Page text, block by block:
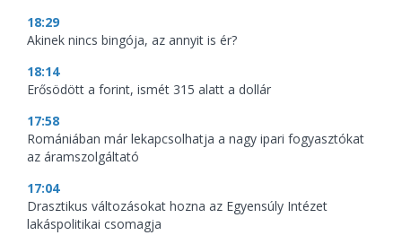
18:29
Akinek nincs bingója, az annyit is ér?
18:14
Erősödött a forint, ismét 315 alatt a dollár
17:58
Romániában már lekapcsolhatja a nagy ipari fogyasztókat
az áramszolgáltató
17:04
Drasztikus változásokat hozna az Egyensúly Intézet
lakáspolitikai csomagja